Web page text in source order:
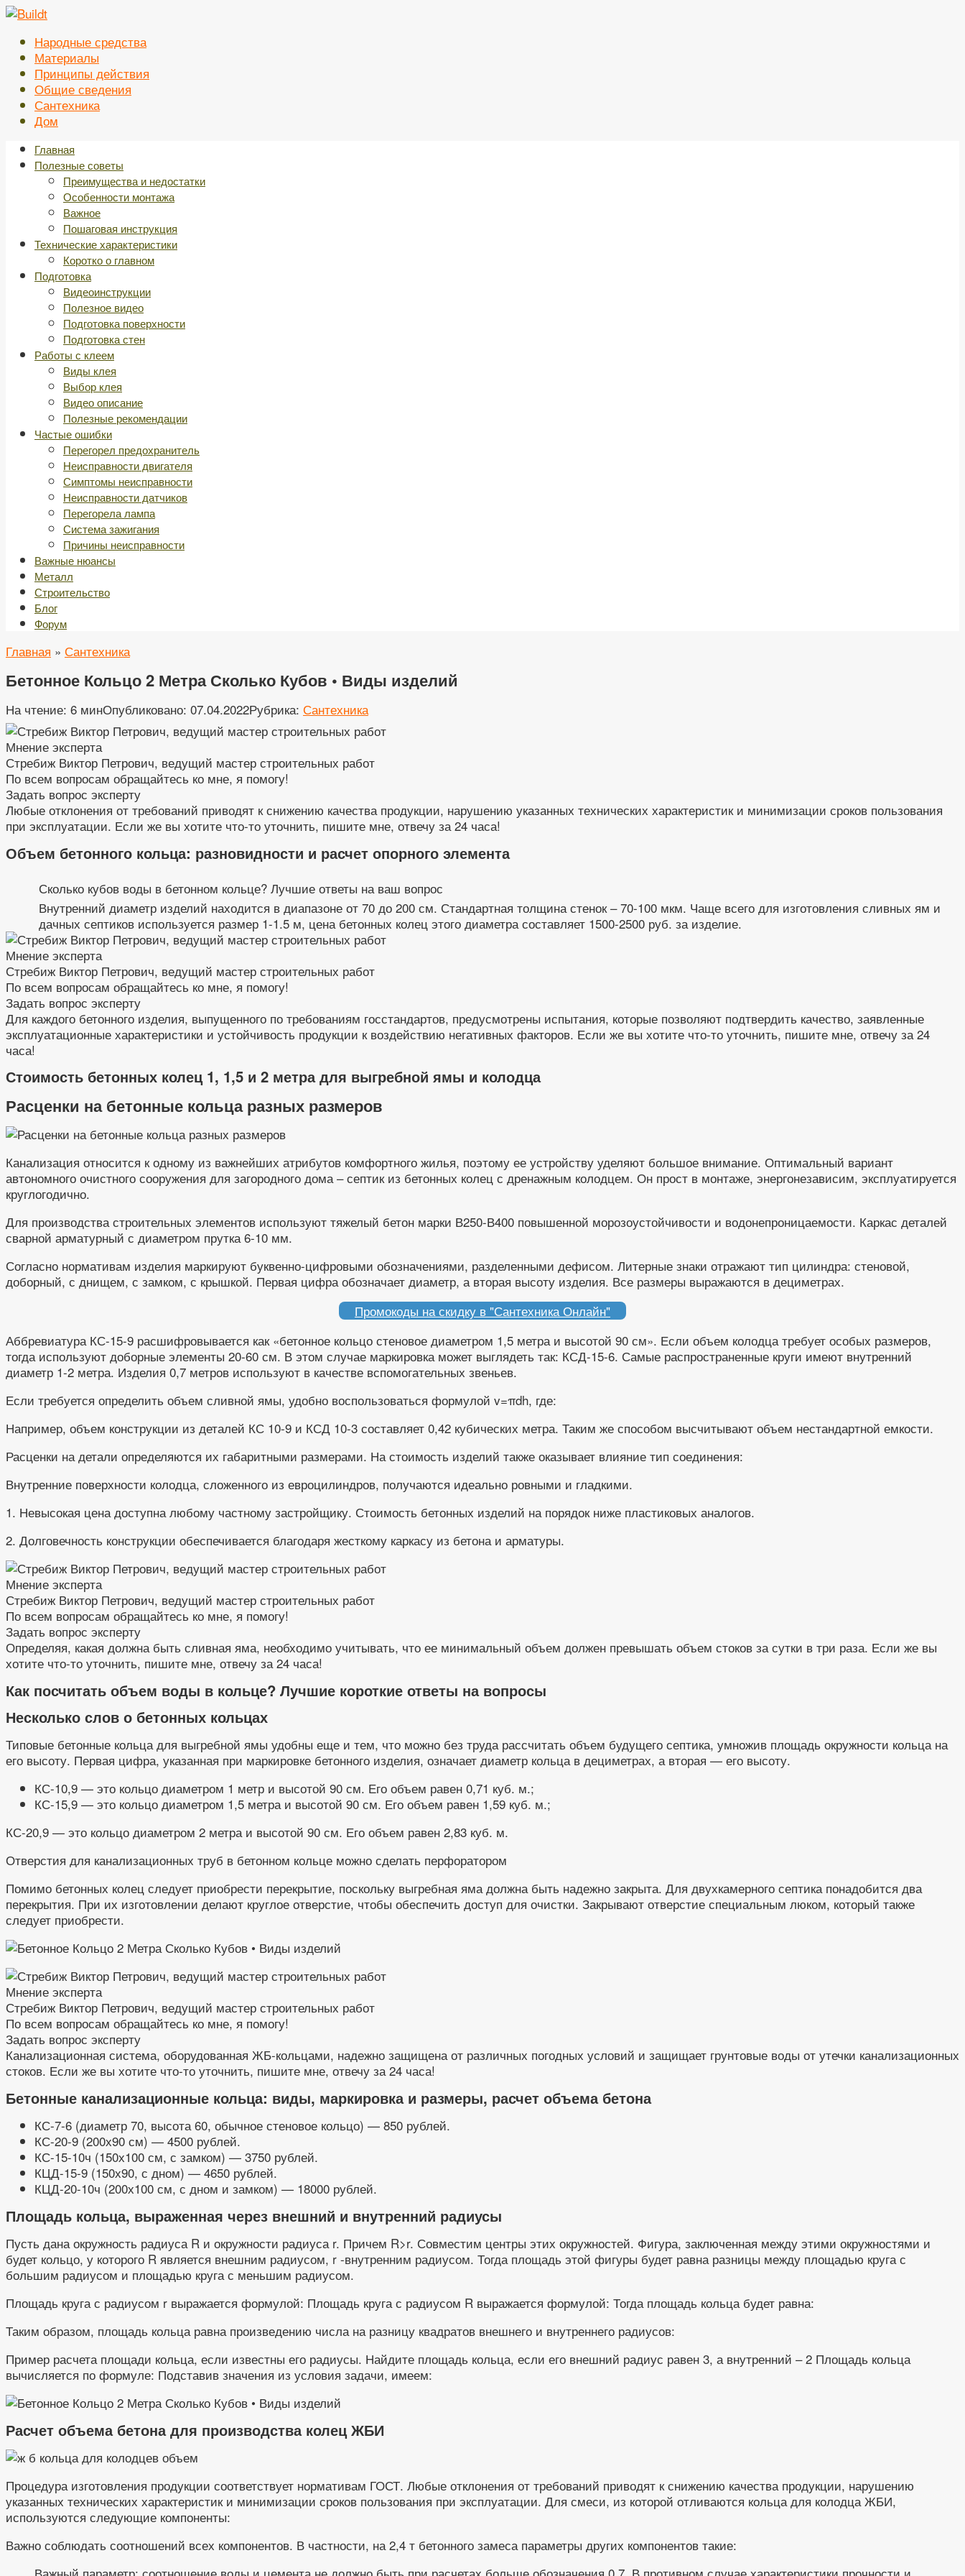
Перейти
контентуНародные средства
Материалы
Принципы действия
Общие сведения
Сантехника
Дом
Главная
Полезные советы
Преимущества и недостатки
Особенности монтажа
Важное
Пошаговая инструкция
Технические характеристики
Коротко о главном
Подготовка
Видеоинструкции
Полезное видео
Подготовка поверхности
Подготовка стен
Работы с клеем
Виды клея
Выбор клея
Видео описание
Полезные рекомендации
Частые ошибки
Перегорел предохранитель
Неисправности двигателя
Симптомы неисправности
Неисправности датчиков
Перегорела лампа
Система зажигания
Причины неисправности
Важные нюансы
Металл
Строительство
Блог
Форум
Главная » Сантехника
Бетонное Кольцо 2 Метра Сколько Кубов • Виды изделий
На чтение: 6 минОпубликовано: 07.04.2022Рубрика: Сантехника
Мнение эксперта
Стребиж Виктор Петрович, ведущий мастер строительных работ
По всем вопросам обращайтесь ко мне, я помогу!
Задать вопрос эксперту
Любые отклонения от требований приводят к снижению качества продукции, нарушению указанных технических характеристик и минимизации сроков пользования
при эксплуатации. Если же вы хотите что-то уточнить, пишите мне, отвечу за 24 часа!
Объем бетонного кольца: разновидности и расчет опорного элемента
Сколько кубов воды в бетонном кольце? Лучшие ответы на ваш вопрос
Внутренний диаметр изделий находится в диапазоне от 70 до 200 см. Стандартная толщина стенок – 70-100 мкм. Чаще всего для изготовления сливных ям и
дачных септиков используется размер 1-1.5 м, цена бетонных колец этого диаметра составляет 1500-2500 руб. за изделие.
Мнение эксперта
Стребиж Виктор Петрович, ведущий мастер строительных работ
По всем вопросам обращайтесь ко мне, я помогу!
Задать вопрос эксперту
Для каждого бетонного изделия, выпущенного по требованиям госстандартов, предусмотрены испытания, которые позволяют подтвердить качество, заявленные
эксплуатационные характеристики и устойчивость продукции к воздействию негативных факторов. Если же вы хотите что-то уточнить, пишите мне, отвечу за 24
часа!
Стоимость бетонных колец 1, 1,5 и 2 метра для выгребной ямы и колодца
Расценки на бетонные кольца разных размеров
Канализация относится к одному из важнейших атрибутов комфортного жилья, поэтому ее устройству уделяют большое внимание. Оптимальный вариант
автономного очистного сооружения для загородного дома – септик из бетонных колец с дренажным колодцем. Он прост в монтаже, энергонезависим, эксплуатируется
круглогодично.
Для производства строительных элементов используют тяжелый бетон марки В250-В400 повышенной морозоустойчивости и водонепроницаемости. Каркас деталей
сварной арматурный с диаметром прутка 6-10 мм.
Согласно нормативам изделия маркируют буквенно-цифровыми обозначениями, разделенными дефисом. Литерные знаки отражают тип цилиндра: стеновой,
доборный, с днищем, с замком, с крышкой. Первая цифра обозначает диаметр, а вторая высоту изделия. Все размеры выражаются в дециметрах.
Промокоды на скидку в "Сантехника Онлайн"
Аббревиатура КС-15-9 расшифровывается как «бетонное кольцо стеновое диаметром 1,5 метра и высотой 90 см». Если объем колодца требует особых размеров,
тогда используют доборные элементы 20-60 см. В этом случае маркировка может выглядеть так: КСД-15-6. Самые распространенные круги имеют внутренний
диаметр 1-2 метра. Изделия 0,7 метров используют в качестве вспомогательных звеньев.
Если требуется определить объем сливной ямы, удобно воспользоваться формулой v=πdh, где:
Например, объем конструкции из деталей КС 10-9 и КСД 10-3 составляет 0,42 кубических метра. Таким же способом высчитывают объем нестандартной емкости.
Расценки на детали определяются их габаритными размерами. На стоимость изделий также оказывает влияние тип соединения:
Внутренние поверхности колодца, сложенного из евроцилиндров, получаются идеально ровными и гладкими.
1. Невысокая цена доступна любому частному застройщику. Стоимость бетонных изделий на порядок ниже пластиковых аналогов.
2. Долговечность конструкции обеспечивается благодаря жесткому каркасу из бетона и арматуры.
Мнение эксперта
Стребиж Виктор Петрович, ведущий мастер строительных работ
По всем вопросам обращайтесь ко мне, я помогу!
Задать вопрос эксперту
Определяя, какая должна быть сливная яма, необходимо учитывать, что ее минимальный объем должен превышать объем стоков за сутки в три раза. Если же вы
хотите что-то уточнить, пишите мне, отвечу за 24 часа!
Как посчитать объем воды в кольце? Лучшие короткие ответы на вопросы
Несколько слов о бетонных кольцах
Типовые бетонные кольца для выгребной ямы удобны еще и тем, что можно без труда рассчитать объем будущего септика, умножив площадь окружности кольца на
его высоту. Первая цифра, указанная при маркировке бетонного изделия, означает диаметр кольца в дециметрах, а вторая — его высоту.
КС-10,9 — это кольцо диаметром 1 метр и высотой 90 см. Его объем равен 0,71 куб. м.;
КС-15,9 — это кольцо диаметром 1,5 метра и высотой 90 см. Его объем равен 1,59 куб. м.;
КС-20,9 — это кольцо диаметром 2 метра и высотой 90 см. Его объем равен 2,83 куб. м.
Отверстия для канализационных труб в бетонном кольце можно сделать перфоратором
Помимо бетонных колец следует приобрести перекрытие, поскольку выгребная яма должна быть надежно закрыта. Для двухкамерного септика понадобится два
перекрытия. При их изготовлении делают круглое отверстие, чтобы обеспечить доступ для очистки. Закрывают отверстие специальным люком, который также
следует приобрести.
Мнение эксперта
Стребиж Виктор Петрович, ведущий мастер строительных работ
По всем вопросам обращайтесь ко мне, я помогу!
Задать вопрос эксперту
Канализационная система, оборудованная ЖБ-кольцами, надежно защищена от различных погодных условий и защищает грунтовые воды от утечки канализационных
стоков. Если же вы хотите что-то уточнить, пишите мне, отвечу за 24 часа!
Бетонные канализационные кольца: виды, маркировка и размеры, расчет объема бетона
КС-7-6 (диаметр 70, высота 60, обычное стеновое кольцо) — 850 рублей.
КС-20-9 (200х90 см) — 4500 рублей.
КС-15-10ч (150х100 см, с замком) — 3750 рублей.
КЦД-15-9 (150х90, с дном) — 4650 рублей.
КЦД-20-10ч (200х100 см, с дном и замком) — 18000 рублей.
Площадь кольца, выраженная через внешний и внутренний радиусы
Пусть дана окружность радиуса R и окружности радиуса r. Причем R>r. Совместим центры этих окружностей. Фигура, заключенная между этими окружностями и
будет кольцо, у которого R является внешним радиусом, r -внутренним радиусом. Тогда площадь этой фигуры будет равна разницы между площадью круга с
большим радиусом и площадью круга с меньшим радиусом.
Площадь круга с радиусом r выражается формулой: Площадь круга с радиусом R выражается формулой: Тогда площадь кольца будет равна:
Таким образом, площадь кольца равна произведению числа на разницу квадратов внешнего и внутреннего радиусов:
Пример расчета площади кольца, если известны его радиусы. Найдите площадь кольца, если его внешний радиус равен 3, а внутренний – 2 Площадь кольца
вычисляется по формуле: Подставив значения из условия задачи, имеем:
Расчет объема бетона для производства колец ЖБИ
Процедура изготовления продукции соответствует нормативам ГОСТ. Любые отклонения от требований приводят к снижению качества продукции, нарушению
указанных технических характеристик и минимизации сроков пользования при эксплуатации. Для смеси, из которой отливаются кольца для колодца ЖБИ,
используются следующие компоненты:
Важно соблюдать соотношений всех компонентов. В частности, на 2,4 т бетонного замеса параметры других компонентов такие: